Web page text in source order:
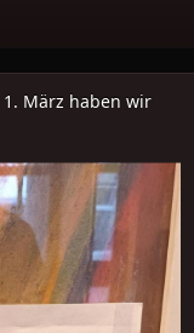
März haben wir